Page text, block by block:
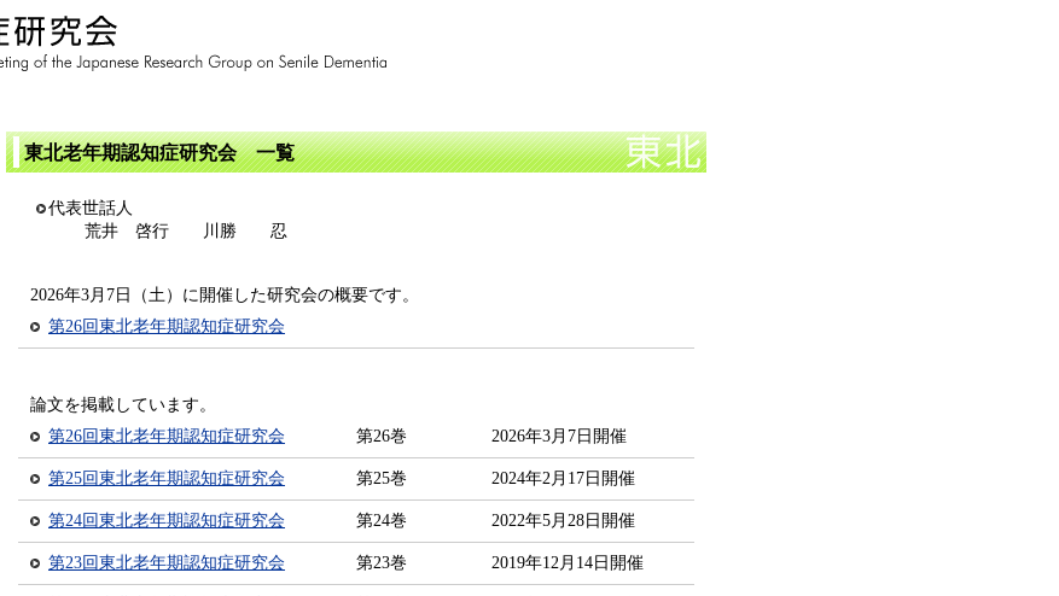
東北老年期認知症研究会 一覧
代表世話人
荒井 啓行 川勝 忍
2026年3月7日（土）に開催した研究会の概要です。
第26回東北老年期認知症研究会
論文を掲載しています。
第26回東北老年期認知症研究会
第26巻 2026年3月7日開催
第25回東北老年期認知症研究会 第25巻 2024年2月17日開催
第24回東北老年期認知症研究会 第24巻 2022年5月28日開催
第23回東北老年期認知症研究会 第23巻 2019年12月14日開催